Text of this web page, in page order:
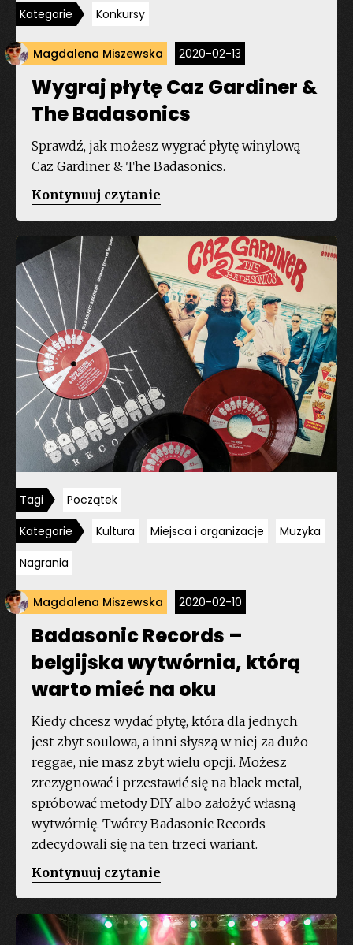
Kategorie Konkursy
Magdalena Miszewska 2020-02-13
Wygraj płytę Caz Gardiner &
The Badasonics
Sprawdź, jak możesz wygrać płytę winylową
Caz Gardiner & The Badasonics.
Kontynuuj czytanie
Caz
Gardiner
&
The
Badasonics”
Tagi
Początek
Kategorie
Kultura Miejsca i organizacje
Muzyka
Nagrania
Magdalena Miszewska 2020-02-10
Badasonic Records –
belgijska wytwórnia, którą
warto mieć na oku
Kiedy chcesz wydać płytę, która dla jednych
jest zbyt soulowa, a inni słyszą w niej za dużo
reggae, nie masz zbyt wielu opcji. Możesz
zrezygnować i przestawić się na black metal,
spróbować metody DIY albo założyć własną
wytwórnię. Twórcy Badasonic Records
zdecydowali się na ten trzeci wariant.
Kontynuuj czytanie
–
belgijska